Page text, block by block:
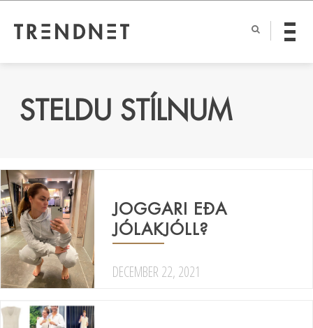
STELDU STÍLNUM
JOGGARI EÐA
JÓLAKJÓLL?
DECEMBER 22, 2021